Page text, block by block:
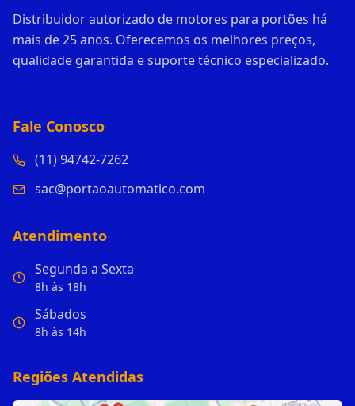
Distribuidor autorizado de motores para portões há
mais de 25 anos. Oferecemos os melhores preços,
qualidade garantida e suporte técnico especializado.
Fale Conosco
(11) 94742-7262
sac@portaoautomatico.com
Atendimento
Segunda a Sexta
8h às 18h
Sábados
8h às 14h
Regiões Atendidas